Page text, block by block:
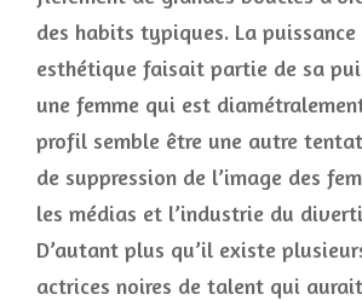
des habits typiques. La puissance
esthétique faisait partie de sa
une femme qui est
profil semble être une autre
de suppression de l’image des
les médias et l’industrie du
D’autant plus qu’il existe
actrices noires de talent qui